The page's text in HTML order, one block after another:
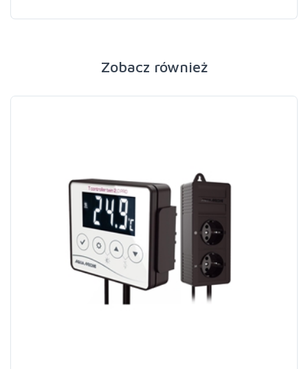
Zobacz również